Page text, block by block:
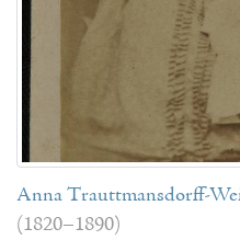
Anna Trauttmansdorff-
(1820–1890)